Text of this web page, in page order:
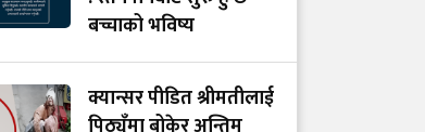
डा. अमात्यलाई प्रश्न– धेरै हेडफोन वा
इयरफोनको प्रयोगले कानमा असर
गर्छ ?
बच्चाको भविष्य
क्यान्सर पीडित श्रीमतीलाई